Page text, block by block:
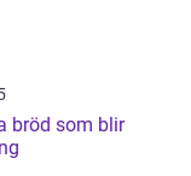
bröd som blir